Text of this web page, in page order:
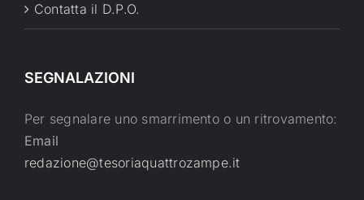
Contatta il D.P.O.
SEGNALAZIONI
Per segnalare uno smarrimento o un ritrovamento:
Email
redazione@tesoriaquattrozampe.it